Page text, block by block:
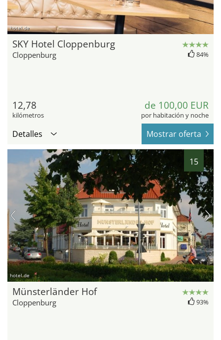
hotel.de
SKY Hotel Cloppenburg
Cloppenburg 84%
12,78
kilómetros
de 100,00 EUR
por habitación y noche
Detalles Mostrar oferta
15
hotel.de
Münsterländer Hof
Cloppenburg 93%